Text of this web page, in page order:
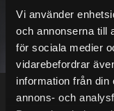
Vi använder
och annonserna till
för sociala medier
vidarebefordrar
information från din
annons- och
Your personal information